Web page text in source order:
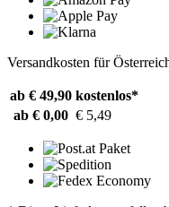
Versandkosten für
ab € 49,90 kostenlos*
ab € 0,00 € 5,49